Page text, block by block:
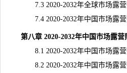
7.3 2020-2032年全球市场露营
7.4 2020-2032年中国市场露营
第八章 2020-2032年中国市场露
8.1 2020-2032年中国市场露营
8.2 2020-2032年中国市场露营